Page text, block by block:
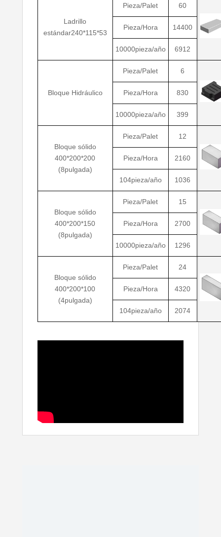
Ladrillo
estándar240*115*53
Pieza/Palet 60
Pieza/Hora 14400
10000pieza/año 6912
Bloque Hidráulico
Pieza/Palet 6
Pieza/Hora 830
10000pieza/año 399
Bloque sólido
400*200*200
(8pulgada)
Pieza/Palet 12
Pieza/Hora 2160
104pieza/año 1036
Bloque sólido
400*200*150
(8pulgada)
Pieza/Palet 15
Pieza/Hora 2700
10000pieza/año 1296
Bloque sólido
400*200*100
(4pulgada)
Pieza/Palet 24
Pieza/Hora 4320
104pieza/año 2074